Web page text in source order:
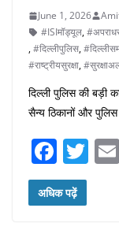
June 1, 2026
#ISIमॉड्यूल,
,#दिल्लीपुलिस,
#राष्ट्रीयसुरक्षा,
दिल्ली पुलिस की बड़ी
सैन्य ठिकानों और पुलिस
F
a
c
T
अधिक पढ़ें